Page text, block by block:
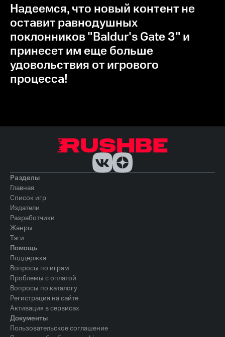
Надеемся, что новый контент не
оставит равнодушных
поклонников "Baldur's Gate 3" и
принесет им еще больше
удовольствия от игрового
процесса!
Разделы
Главная
Список игр
Издатели
Разработчики
Жанры
Тэги
Помощь
Поддержка
Вопросы по играм
Проблемы с оплатой
Вопросы по каталогу
Регистрация на сайте
Активация в сервисах
Документы
Пользовательское соглашение